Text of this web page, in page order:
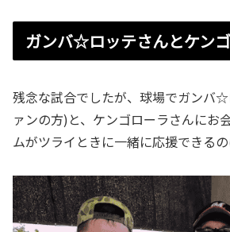
ガンバ☆ロッテさんとケン
残念な試合でしたが、球場でガンバ
ァンの方)と、ケンゴローラさんにお
ムがツライときに一緒に応援できる